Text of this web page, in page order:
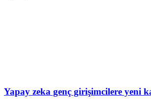
Yapay zeka genç girişimcilere yeni